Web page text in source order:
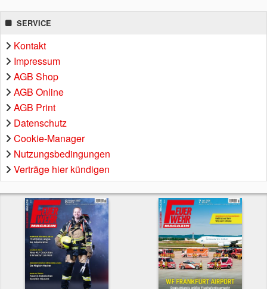
SERVICE
Kontakt
Impressum
AGB Shop
AGB Online
AGB Print
Datenschutz
Cookie-Manager
Nutzungsbedingungen
Verträge hier kündigen